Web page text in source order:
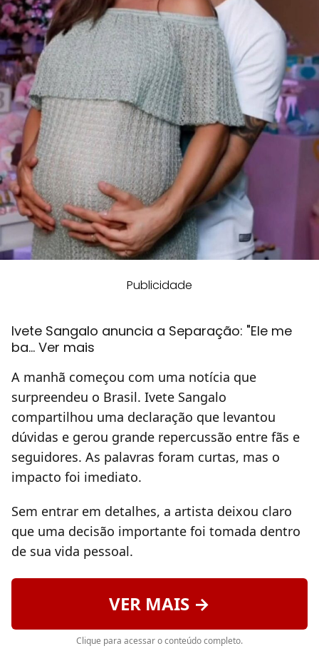
Publicidade
Ivete Sangalo anuncia a Separação: "Ele me
ba... Ver mais
A manhã começou com uma notícia que
surpreendeu o Brasil. Ivete Sangalo
compartilhou uma declaração que levantou
dúvidas e gerou grande repercussão entre fãs e
seguidores. As palavras foram curtas, mas o
impacto foi imediato.
Sem entrar em detalhes, a artista deixou claro
que uma decisão importante foi tomada dentro
de sua vida pessoal.
VER MAIS →
Clique para acessar o conteúdo completo.